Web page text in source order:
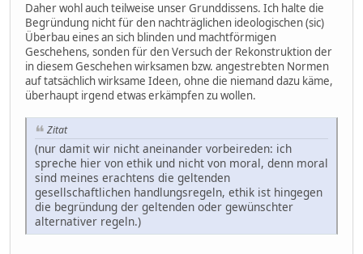
Daher wohl auch teilweise unser Grunddissens. Ich halte die
Begründung nicht für den nachträglichen ideologischen (sic)
Überbau eines an sich blinden und machtförmigen
Geschehens, sonden für den Versuch der Rekonstruktion der
in diesem Geschehen wirksamen bzw. angestrebten Normen
auf tatsächlich wirksame Ideen, ohne die niemand dazu käme,
überhaupt irgend etwas erkämpfen zu wollen.
Zitat
(nur damit wir nicht aneinander vorbeireden: ich
spreche hier von ethik und nicht von moral, denn moral
sind meines erachtens die geltenden
gesellschaftlichen handlungsregeln, ethik ist hingegen
die begründung der geltenden oder gewünschter
alternativer regeln.)